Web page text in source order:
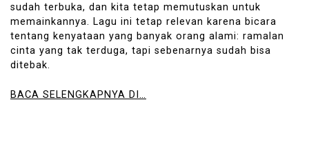
sudah terbuka, dan kita tetap memutuskan untuk
memainkannya. Lagu ini tetap relevan karena bicara
tentang kenyataan yang banyak orang alami: ramalan
cinta yang tak terduga, tapi sebenarnya sudah bisa
ditebak.
BACA SELENGKAPNYA DI…